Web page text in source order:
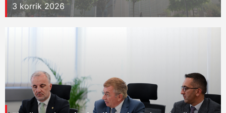
3 korrik 2026